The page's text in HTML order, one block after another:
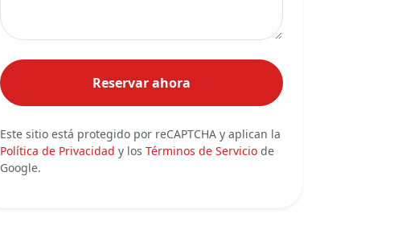
Reservar ahora
Este sitio está protegido por reCAPTCHA y aplican la
Política de Privacidad y los Términos de Servicio de
Google.